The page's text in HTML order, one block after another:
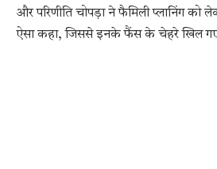
और परिणीति चोपड़ा ने फैमिली प्लानिंग
ऐसा कहा, जिससे इनके फैंस के चेहरे खिल